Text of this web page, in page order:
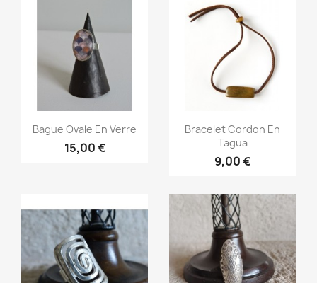
Aperçu rapide
Bague Ovale En Verre
15,00 €
Aperçu rapide
Bracelet Cordon En
Tagua
9,00 €